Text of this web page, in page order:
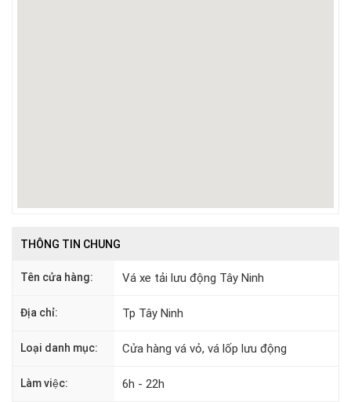
THÔNG TIN CHUNG
Tên cửa hàng: Vá xe tải lưu động Tây Ninh
Địa chỉ: Tp Tây Ninh
Loại danh mục: Cửa hàng vá vỏ, vá lốp lưu động
Làm việc: 6h - 22h